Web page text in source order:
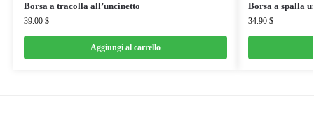
Borsa a tracolla all’uncinetto
39.00 $
Aggiungi al carrello
Borsa a spalla
34.90 $